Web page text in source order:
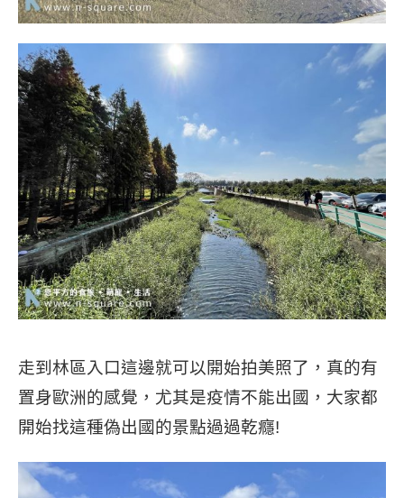
走到林區入口這邊就可以開始拍美照了，真的有
置身歐洲的感覺，尤其是疫情不能出國，大家都
開始找這種偽出國的景點過過乾癮!